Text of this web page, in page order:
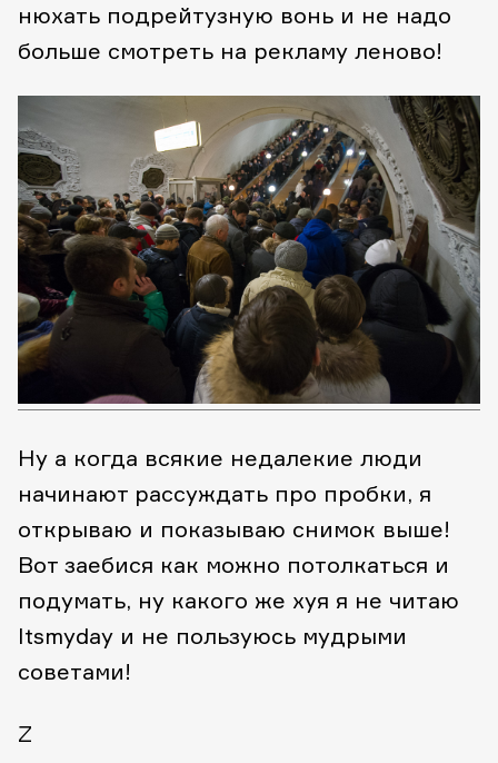
нюхать подрейтузную вонь и не надо
больше смотреть на рекламу леново!
Ну а когда всякие недалекие люди
начинают рассуждать про пробки, я
открываю и показываю снимок выше!
Вот заебися как можно потолкаться и
подумать, ну какого же хуя я не читаю
Itsmyday и не пользуюсь мудрыми
советами!
Z